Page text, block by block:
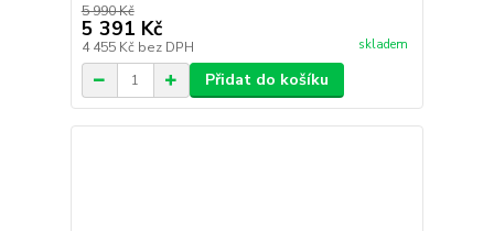
5 990 Kč
5 391 Kč
4 455 Kč bez DPH skladem
Přidat do košíku